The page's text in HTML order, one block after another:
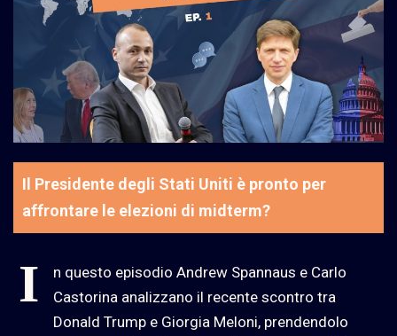
Il Presidente degli Stati Uniti è pronto per
affrontare le elezioni di midterm?
I
n questo episodio Andrew Spannaus e Carlo
Castorina analizzano il recente scontro tra
Donald Trump e Giorgia Meloni, prendendolo